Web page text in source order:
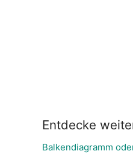
Entdecke
Balkendiagramm